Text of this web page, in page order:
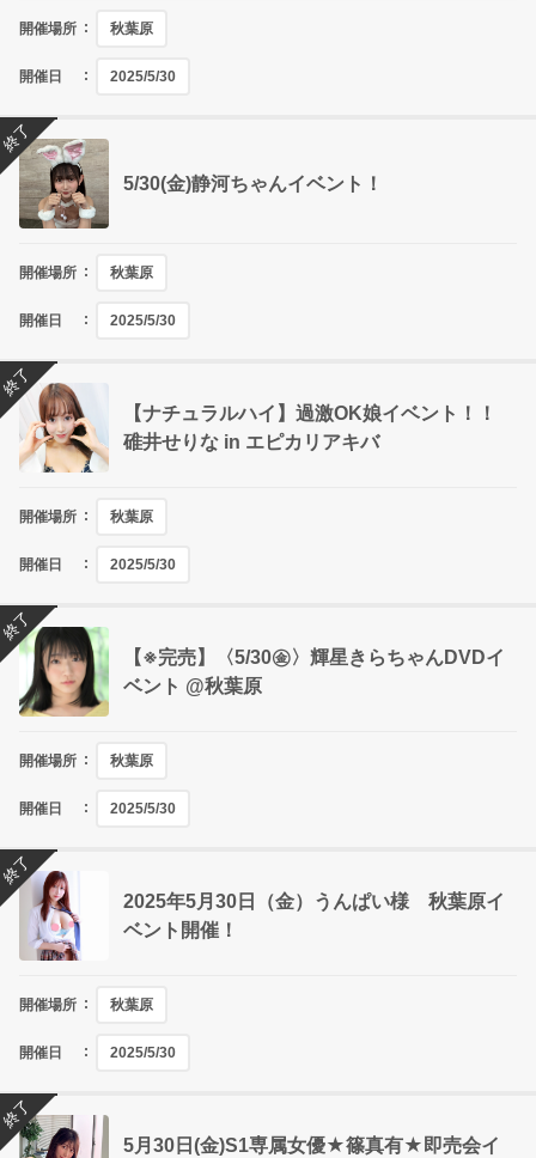
開催場所 秋葉原
開催日 2025/5/30
5/30(金)静河ちゃんイベント！
開催場所 秋葉原
開催日 2025/5/30
終了
【ナチュラルハイ】過激OK娘イベント！！
碓井せりな in エピカリアキバ
開催場所 秋葉原
開催日 2025/5/30
終了
【※完売】〈5/30㊎〉輝星きらちゃんDVDイ
ベント @秋葉原
開催場所 秋葉原
開催日 2025/5/30
終了
2025年5月30日（金）うんぱい様 秋葉原イ
ベント開催！
開催場所 秋葉原
開催日 2025/5/30
終了
5月30日(金)S1専属女優★篠真有★即売会イ
終了